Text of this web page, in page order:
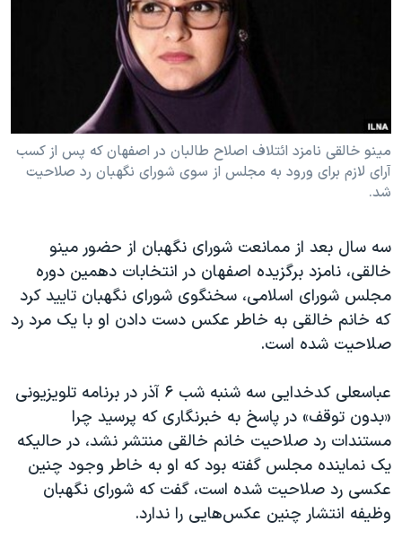
اسرائیل در جنگ
گالری عکس
انتخابات ریاست جمهوری آمریکا ۲۰۲۴
حمله جمهوری اسلامی به اسرائیل
ورزش زنان در ایران
اعتراضات زن، زندگی، آزادی
تریبونال مردمی آبان ۹۸
دادگاه حمید نوری
چهل سال گروگان‌گیری
قانون شفافیت دارائی کادر رهبری ایران
اسرائیل در جنگ
نرگس محمدی برنده جایزه نوبل صلح
همایش محافظه‌کاران آمریکا «سی‌پک»
صفحه‌های ویژه
زبانهای مختلف
مینو خالقی نامزد ائتلاف اصلاح طالبان در اصفهان که پس از کسب
آرای لازم برای ورود به مجلس از سوی شورای نگهبان رد صلاحیت
شد.
سه سال بعد از ممانعت شورای نگهبان از حضور مینو
خالقی، نامزد برگزیده اصفهان در انتخابات دهمین دوره
مجلس شورای اسلامی، سخنگوی شورای نگهبان تایید کرد
که خانم خالقی به خاطر عکس دست دادن او با یک مرد رد
صلاحیت شده است.
عباسعلی کدخدایی سه شنبه شب ۶ آذر در برنامه تلویزیونی
«بدون توقف» در پاسخ به خبرنگاری که پرسید چرا
مستندات رد صلاحیت خانم خالقی منتشر نشد، در حالیکه
یک نماینده مجلس گفته بود که او به خاطر وجود چنین
عکسی رد صلاحیت شده است، گفت که شورای نگهبان
وظیفه انتشار چنین عکس‌هایی را ندارد.